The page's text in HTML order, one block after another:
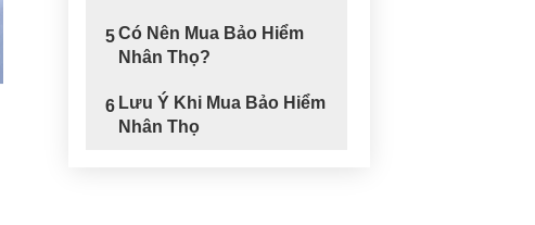
5Có Nên Mua Bảo Hiểm
Nhân Thọ?
6 Lưu Ý Khi Mua Bảo Hiểm
Nhân Thọ